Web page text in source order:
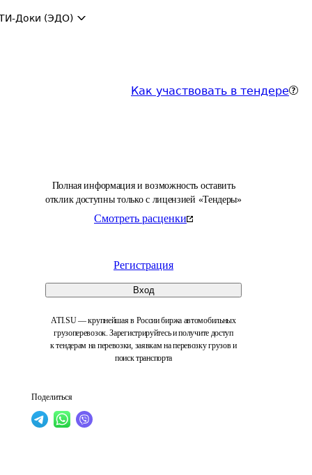
Доки (ЭДО)
Как участвовать в тендере
Полная информация и возможность оставить
отклик доступны только с лицензией «Тендеры»
Смотреть расценки
Регистрация
Вход
ATI.SU — крупнейшая в России биржа автомобильных
грузоперевозок. Зарегистрируйтесь и получите доступ
к тендерам на перевозки, заявкам на перевозку грузов и
поиск транспорта
Поделиться